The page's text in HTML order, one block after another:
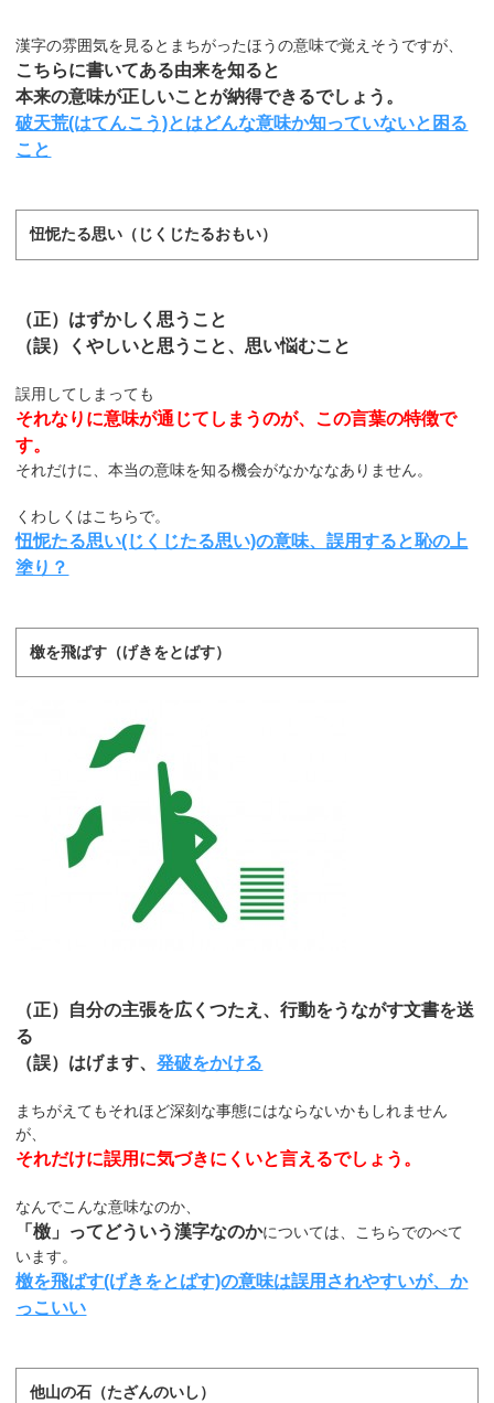
漢字の雰囲気を見るとまちがったほうの意味で覚えそうですが、
こちらに書いてある由来を知ると
本来の意味が正しいことが納得できるでしょう。
破天荒(はてんこう)とはどんな意味か知っていないと困る
こと
忸怩たる思い（じくじたるおもい）
（正）はずかしく思うこと
（誤）くやしいと思うこと、思い悩むこと
誤用してしまっても
それなりに意味が通じてしまうのが、この言葉の特徴で
す。
それだけに、本当の意味を知る機会がなかななありません。
くわしくはこちらで。
忸怩たる思い(じくじたる思い)の意味、誤用すると恥の上
塗り？
檄を飛ばす（げきをとばす）
（正）自分の主張を広くつたえ、行動をうながす文書を送
る
（誤）はげます、発破をかける
まちがえてもそれほど深刻な事態にはならないかもしれません
が、
それだけに誤用に気づきにくいと言えるでしょう。
なんでこんな意味なのか、
「檄」ってどういう漢字なのかについては、こちらでのべて
います。
檄を飛ばす(げきをとばす)の意味は誤用されやすいが、か
っこいい
他山の石（たざんのいし）